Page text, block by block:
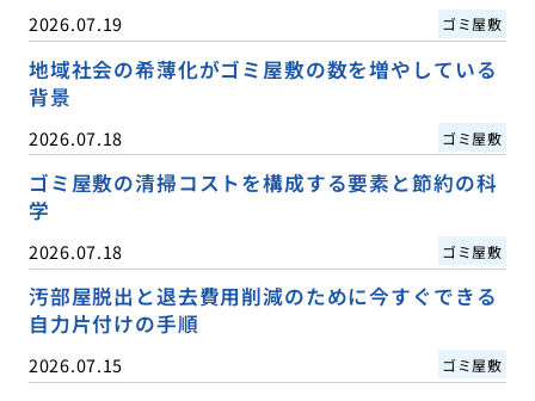
2026.07.19 ゴミ屋敷
地域社会の希薄化がゴミ屋敷の数を増やしている
背景
2026.07.18 ゴミ屋敷
ゴミ屋敷の清掃コストを構成する要素と節約の科
学
2026.07.18 ゴミ屋敷
汚部屋脱出と退去費用削減のために今すぐできる
自力片付けの手順
2026.07.15 ゴミ屋敷